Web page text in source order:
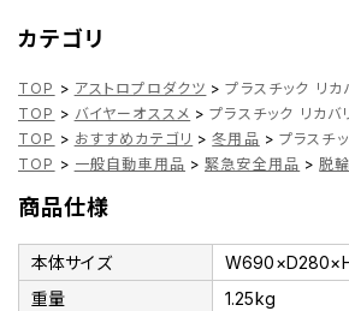
カテゴリ
TOP > アストロプロダクツ > プラスチック リ
TOP > バイヤーオススメ > プラスチック リカ
TOP > おすすめカテゴリ > 冬用品 > プラスチ
TOP > 一般自動車用品 > 緊急安全用品 > 脱
商品仕様
本体サイズ
重量
1.25kg